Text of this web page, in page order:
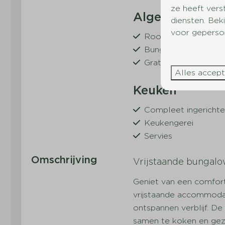
Algemeen
Rookvrij
Bungalow
Gratis Wifi
Keuken
Compleet
Keukengerei
Servies
Drinkglazen
Waterkoker
Omschrijving Vrijstaande
Geniet van een
vrijstaande
ontspannen verblijf.
samen te koken en
ze heeft
diensten.
voor
Alles